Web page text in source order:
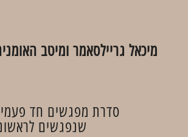
מיכאל גריילסאמר ומיטב
סדרת מפגשים חד
שנפגשים